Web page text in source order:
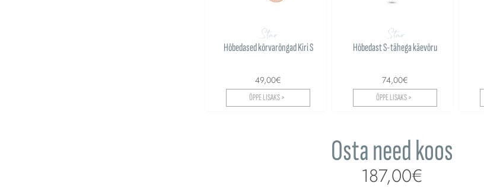
Star
Hõbedased kõrvarõngad Kiri S
49,00€
ÕPPE LISAKS >
Star
Hõbedast S-tähega käevõru
74,00€
ÕPPE LISAKS >
Osta need koos
187,00€